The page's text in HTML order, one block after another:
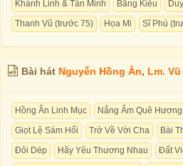
Khánh Linh & Tấn Minh
Bằng Kiều
Thanh Vũ (trước 75)
Họa Mi Sĩ Phú
Bài hát Nguyễn Hồng Ân, Lm.
Hồng Ân Linh Mục Nắng Ấm Quê Hương
Giọt Lệ Sám Hối
Trở Về Với Cha
Bài
Đôi Dép
Hãy Yêu Thương Nhau Đất